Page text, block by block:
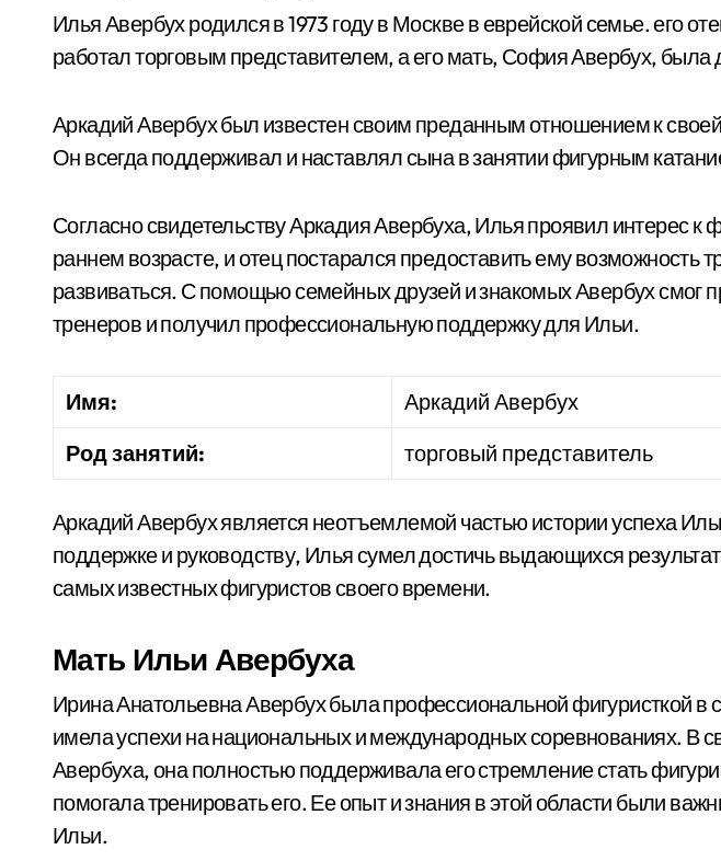
Илья Авербух родился в 1973 году в Москве в еврейской семье. его
работал торговым представителем, а его мать, София Авербух, была
Аркадий Авербух был известен своим преданным отношением к
Он всегда поддерживал и наставлял сына в занятии фигурным
Согласно свидетельству Аркадия Авербуха, Илья проявил интерес к
раннем возрасте, и отец постарался предоставить ему возможность
развиваться. С помощью семейных друзей и знакомых Авербух смог
тренеров и получил профессиональную поддержку для Ильи.
Имя:
Аркадий Авербух
Род занятий:
торговый представитель
Аркадий Авербух является неотъемлемой частью истории успеха
поддержке и руководству, Илья сумел достичь выдающихся
самых известных фигуристов своего времени.
Мать Ильи Авербуха
Ирина Анатольевна Авербух была профессиональной фигуристкой в
имела успехи на национальных и международных соревнованиях. В
Авербуха, она полностью поддерживала его стремление стать
помогала тренировать его. Ее опыт и знания в этой области были
Ильи.